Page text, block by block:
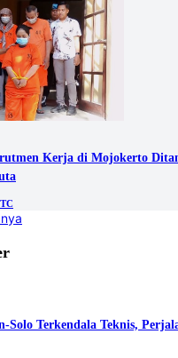
Kerja di Mojokerto
Solo Terkendala Teknis,